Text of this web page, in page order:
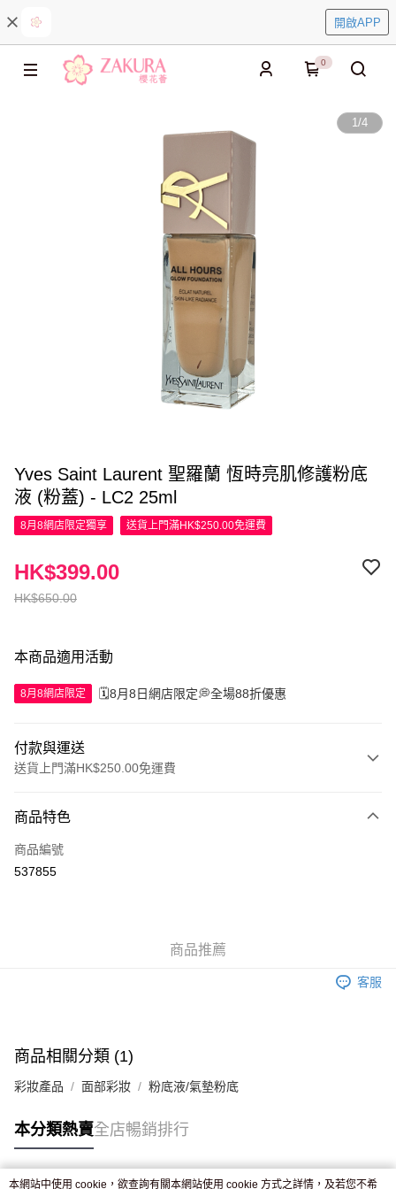
開啟APP
0
1/4
Yves Saint Laurent 聖羅蘭 恆時亮肌修護粉底
液 (粉蓋) - LC2 25ml
8月8網店限定獨享 送貨上門滿HK$250.00免運費
HK$650.00
HK$399.00
本商品適用活動
8月8網店限定 🗓️8月8日網店限定💭全場88折優惠
付款與運送
送貨上門滿HK$250.00免運費
信用卡
Apple Pay
付款後門市自取，訂單確認後2-4個工作天到店，7天內取。逾期後
商品特色
商品編號
537855
商品推薦
客服
商品相關分類 (1)
彩妝產品 面部彩妝 粉底液/氣墊粉底
本分類熱賣全店暢銷排行
本網站中使用 cookie，欲查詢有關本網站使用 cookie 方式之詳情，及若您不希